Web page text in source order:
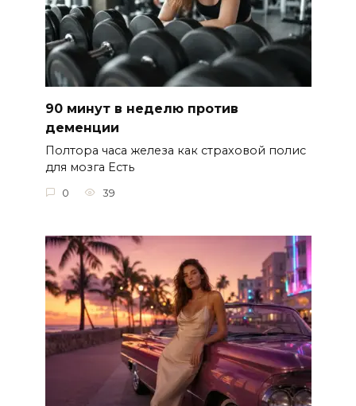
90 минут в неделю против
деменции
Полтора часа железа как страховой полис
для мозга Есть
0 39